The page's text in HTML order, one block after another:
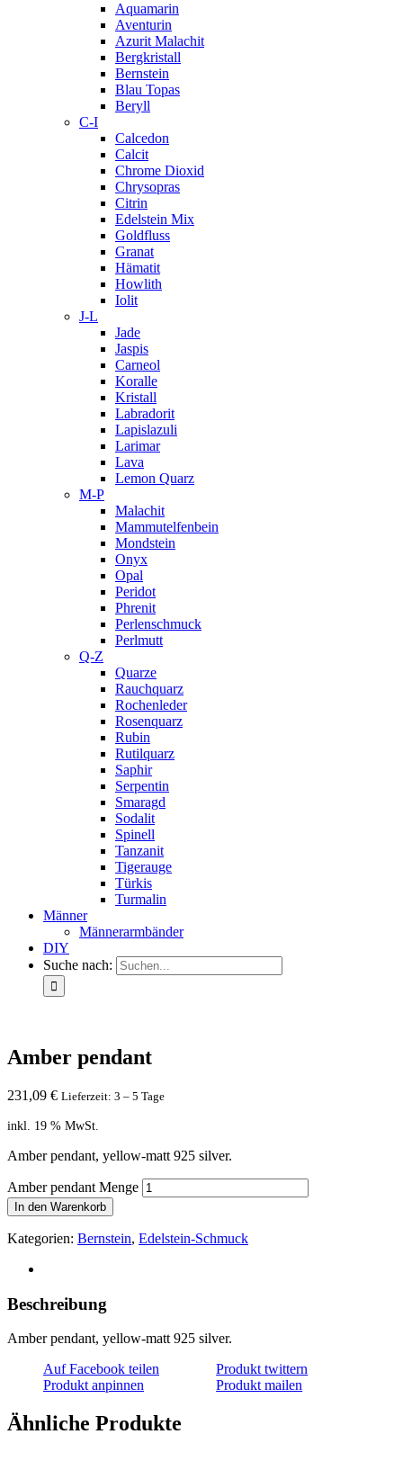
Aquamarin
Aventurin
Azurit Malachit
Bergkristall
Bernstein
Blau Topas
Beryll
C-I
Calcedon
Calcit
Chrome Dioxid
Chrysopras
Citrin
Edelstein Mix
Goldfluss
Granat
Hämatit
Howlith
Iolit
J-L
Jade
Jaspis
Carneol
Koralle
Kristall
Labradorit
Lapislazuli
Larimar
Lava
Lemon Quarz
M-P
Malachit
Mammutelfenbein
Mondstein
Onyx
Opal
Peridot
Phrenit
Perlenschmuck
Perlmutt
Q-Z
Quarze
Rauchquarz
Rochenleder
Rosenquarz
Rubin
Rutilquarz
Saphir
Serpentin
Smaragd
Sodalit
Spinell
Tanzanit
Tigerauge
Türkis
Turmalin
Männer
Männerarmbänder
DIY
Suche nach:
Amber pendant
231,09 € Lieferzeit: 3 – 5 Tage
inkl. 19 % MwSt.
Amber pendant, yellow-matt 925 silver.
Amber pendant Menge
In den Warenkorb
Kategorien: Bernstein, Edelstein-Schmuck
Beschreibung
Amber pendant, yellow-matt 925 silver.
Auf Facebook teilen
Produkt twittern
Produkt anpinnen
Produkt mailen
Ähnliche Produkte